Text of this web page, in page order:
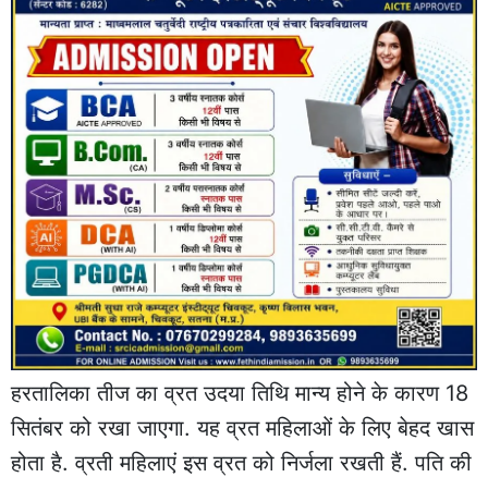
हरतालिका तीज का व्रत उदया तिथि मान्य होने के कारण 18
सितंबर को रखा जाएगा. यह व्रत महिलाओं के लिए बेहद खास
होता है. व्रती महिलाएं इस व्रत को निर्जला रखती हैं. पति की